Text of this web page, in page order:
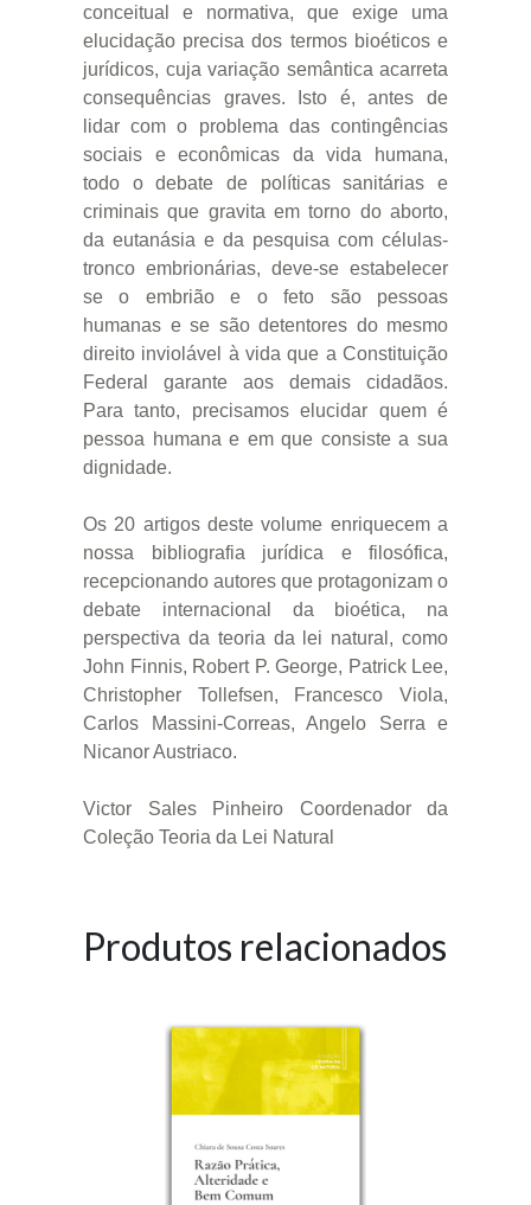
conceitual e normativa, que exige uma
elucidação precisa dos termos bioéticos e
jurídicos, cuja variação semântica acarreta
consequências graves. Isto é, antes de
lidar com o problema das contingências
sociais e econômicas da vida humana,
todo o debate de políticas sanitárias e
criminais que gravita em torno do aborto,
da eutanásia e da pesquisa com células-
tronco embrionárias, deve-se estabelecer
se o embrião e o feto são pessoas
humanas e se são detentores do mesmo
direito inviolável à vida que a Constituição
Federal garante aos demais cidadãos.
Para tanto, precisamos elucidar quem é
pessoa humana e em que consiste a sua
dignidade.
Os 20 artigos deste volume enriquecem a
nossa bibliografia jurídica e filosófica,
recepcionando autores que protagonizam o
debate internacional da bioética, na
perspectiva da teoria da lei natural, como
John Finnis, Robert P. George, Patrick Lee,
Christopher Tollefsen, Francesco Viola,
Carlos Massini-Correas, Angelo Serra e
Nicanor Austriaco.
Victor Sales Pinheiro Coordenador da
Coleção Teoria da Lei Natural
Produtos relacionados